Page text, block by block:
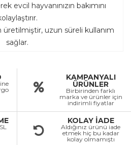
evcil hayvanınızın bakımını
üretilmiştir, uzun süreli kullanım
sağlar.
KAMPANYALI
ÜRÜNLER
Birbirinden farklı
marka ve ürünler için
indirimli fiyatlar
KOLAY İADE
Aldığınız ürünü iade
etmek hiç bu kadar
kolay olmamıştı